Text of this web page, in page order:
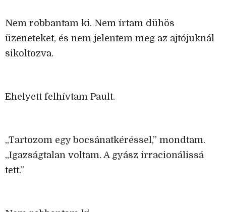
Nem robbantam ki. Nem írtam dühös
üzeneteket, és nem jelentem meg az ajtójuknál
sikoltozva.
Ehelyett felhívtam Pault.
„Tartozom egy bocsánatkéréssel,” mondtam.
„Igazságtalan voltam. A gyász irracionálissá
tett.”